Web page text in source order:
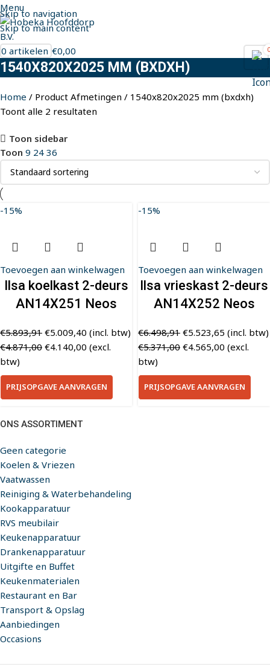
Skip to navigation
Skip to main content
Menu
0
0 artikelen €0,00
1540X820X2025 MM (BXDXH)
ONS ASSORTIMENT
Geen categorie
Koelen & Vriezen
Vaatwassen
Reiniging & Waterbehandeling
Kookapparatuur
RVS meubilair
Keukenapparatuur
Drankenapparatuur
Uitgifte en Buffet
Keukenmaterialen
Restaurant en Bar
Transport & Opslag
Aanbiedingen
Occasions
Home Product Afmetingen
1540x820x2025 mm (bxdxh)
Toont alle 2 resultaten
Toon sidebar
Toon 9 24 36
-15%
Toevoegen aan winkelwagen
Ilsa koelkast 2-deurs
AN14X251 Neos
€5.893,91 €5.009,40 (incl. btw)
€4.871,00 €4.140,00 (excl.
btw)
PRIJSOPGAVE AANVRAGEN
-15%
Toevoegen aan winkelwagen
Ilsa vrieskast 2-deurs
AN14X252 Neos
€6.498,91 €5.523,65 (incl. btw)
€5.371,00 €4.565,00 (excl.
btw)
PRIJSOPGAVE AANVRAGEN